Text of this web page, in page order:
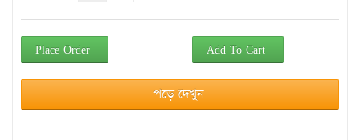
Place Order Add To Cart
পড়ে দেখুন